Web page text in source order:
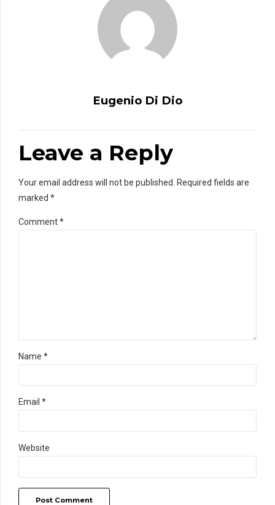
Eugenio Di Dio
Leave a Reply
Your email address will not be published. Required fields are
marked *
Comment*
Name *
Email *
Website
Post Comment